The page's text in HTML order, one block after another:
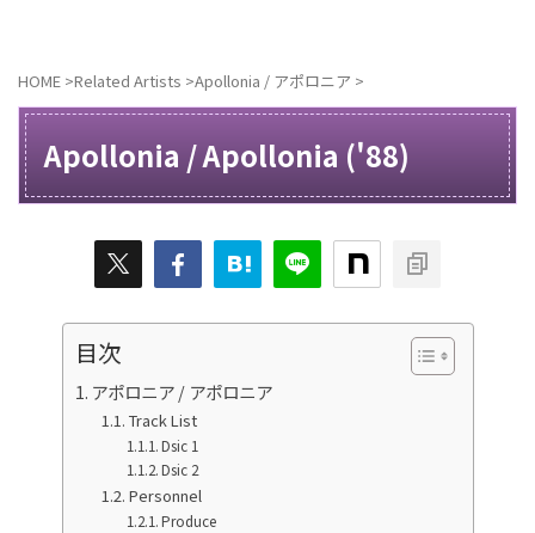
HOME >Related Artists >Apollonia / アポロニア >
Apollonia / Apollonia ('88)
目次
アポロニア / アポロニア
Track List
Dsic 1
Dsic 2
Personnel
Produce